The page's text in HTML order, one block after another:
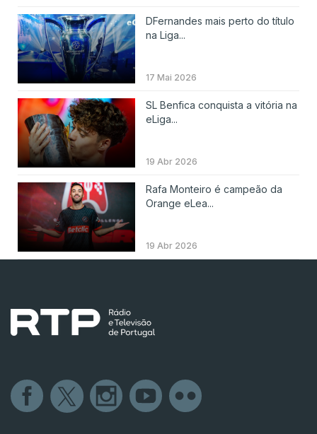
DFernandes mais perto do título
na Liga...
17 Mai 2026
SL Benfica conquista a vitória na
eLiga...
19 Abr 2026
Rafa Monteiro é campeão da
Orange eLea...
19 Abr 2026